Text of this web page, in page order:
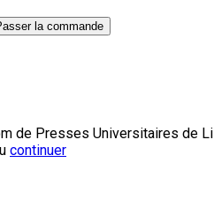
la commande
de Presses Universitaires de
continuer